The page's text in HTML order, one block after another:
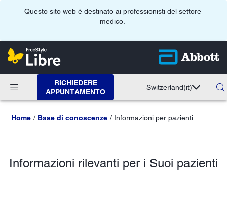
Questo sito web è destinato ai professionisti del settore
medico.
RICHIEDERE
APPUNTAMENTO
Switzerland(it)
Home Base di conoscenze Informazioni per pazienti
Informazioni rilevanti per i Suoi pazienti